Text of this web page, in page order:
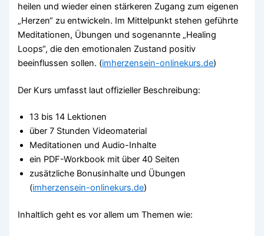
heilen und wieder einen stärkeren Zugang zum eigenen
„Herzen“ zu entwickeln. Im Mittelpunkt stehen geführte
Meditationen, Übungen und sogenannte „Healing
Loops“, die den emotionalen Zustand positiv
beeinflussen sollen. (imherzensein-onlinekurs.de)
Der Kurs umfasst laut offizieller Beschreibung:
13 bis 14 Lektionen
über 7 Stunden Videomaterial
Meditationen und Audio-Inhalte
ein PDF-Workbook mit über 40 Seiten
zusätzliche Bonusinhalte und Übungen
(imherzensein-onlinekurs.de)
Inhaltlich geht es vor allem um Themen wie: